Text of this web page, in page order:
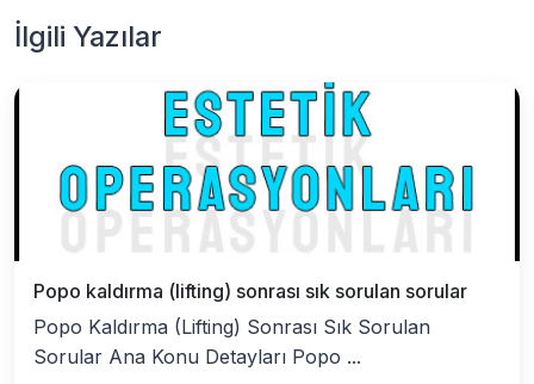
İlgili Yazılar
Popo kaldırma (lifting) sonrası sık sorulan sorular
Popo Kaldırma (Lifting) Sonrası Sık Sorulan
Sorular Ana Konu Detayları Popo ...